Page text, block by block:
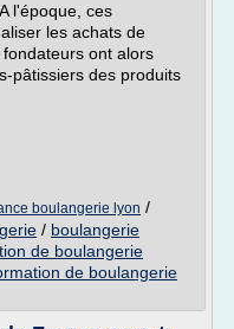
l'époque, ces
les achats de
ont alors
pâtissiers des produits
boulangerie lyon /
/ boulangerie
de boulangerie
de boulangerie